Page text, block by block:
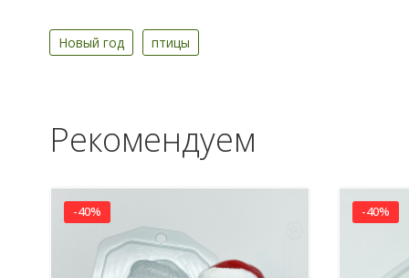
Новый год птицы
Рекомендуем
-40% -40%